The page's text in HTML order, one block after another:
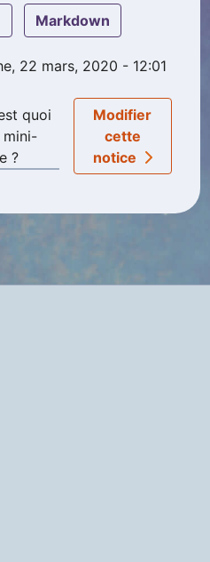
markdown
22 mars, 2020 - 12:01
quoi
mini-
?
Modifier
cette
notice